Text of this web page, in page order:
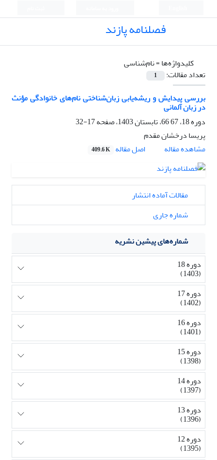
فصلنامه پازند
کلیدواژه‌ها =نام‌شناسی
تعداد مقالات:
1
بررسی پیدایش و ریشه‌یابی زبان‌شناختی نام‌های خانوادگی مؤنث
در زبان آلمانی
دوره 18، 67 66، تابستان 1403، صفحه
17-32
پریسا درخشان مقدم
مشاهده مقاله
اصل مقاله 409.6 K
مقالات آماده انتشار
شماره جاری
شماره‌های پیشین نشریه
دوره 18
(1403)
دوره 17
(1402)
دوره 16
(1401)
دوره 15
(1398)
دوره 14
(1397)
دوره 13
(1396)
دوره 12
(1395)